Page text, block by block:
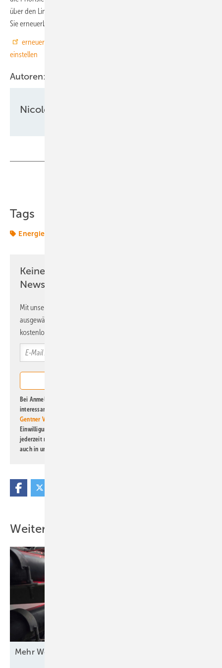
über den Link: Klicken Sie auf
Sie erneuerbareenergien.de als bevorzugte Quelle aus.
erneuerbareenergien.de als bevorzugte Quelle bei Google
einstellen
Autoren:
Nicole Weinhold
Tags
Energiemarkt
Keine Zeit? Kein Problem mit dem ERE
Newsletter!
Mit unserem Newsletter erhalten Sie regelmäßig von uns
ausgewählte Informationen und Neuigkeiten, gebündelt und
kostenlos direkt ins Postfach.
Bei Anmeldung zu diesem Newsletter bin ich damit einverstanden, über
interessante Verlags- und Online-Angebote
Gentner Verlag GmbH & Co. KG
Einwilligung kann ich jederzeit widerrufen und eine Abmeldung ist
jederzeit möglich. Informationen zum Umgang mit Daten finden Sie
auch in unserer
Weitere Inhalte
Mehr Wert für